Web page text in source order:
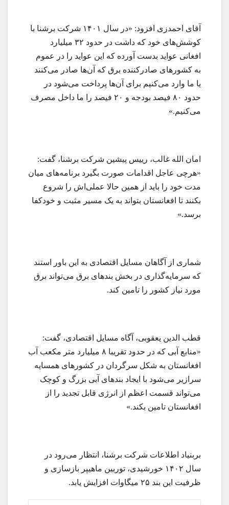
آقای احمدزی افزود: «در سال ۱۴۰۱ شرکت برشنا با
کوشش‌های خود که داشت در حدود ۳۲ میلیارد
افغانی عواید بدست آورده که این عواید را در عموم
به کشورهای صادرکننده برق که آن‌ها صادر می‌کنند
یا ما وارد می‌کنیم برای آن‌ها پرداخت می‌شود در
حدود ۸۰ فیصد بودجه و ۲۰ فیصد را ما داخل مصرف
می‌کنیم.»
امان الله غالب، رییس پیشین شرکت برشنا، گفت:
«هرچی عاجل اقدامات صورت بگیرد برنامه‌های میان
مدت خود را باید از همین حالا عملی‌اش را شروع
بکنند تا افغانستان بتواند به یک مسیر مثبت و خودکفا
برسد.»
شماری از آگاهان مسایل اقتصادی به این باور استند
که سرمایه‌گذاری در بخش بندهای برق می‌تواند برق
مورد نیاز کشور را تامین کند.
قطب الدین یعقوبی، آگاه مسایل اقتصادی‌، گفت:
«منابع آبی که در حدود تقریبا ۸ میلیارد متر مکعب آب
افغانستان به شکل سرگردان در کشورهای همسایه
سرازیر می‌شود با ایجاد بندهای آبی بزرگ و کوچک
می‌تواند قسمت اعظم از انرژی قابل تجدید را از
افغانستان تامین بکند.»
بربنیاد اطلاعات شرکت برشنا، انتظار می‌رود در
سال ۱۴۰۲ خورشیدی، توربین ماهیپر بازسازی و
ظرفیت این بند ۲۵ میگاوات افزایش یابد.